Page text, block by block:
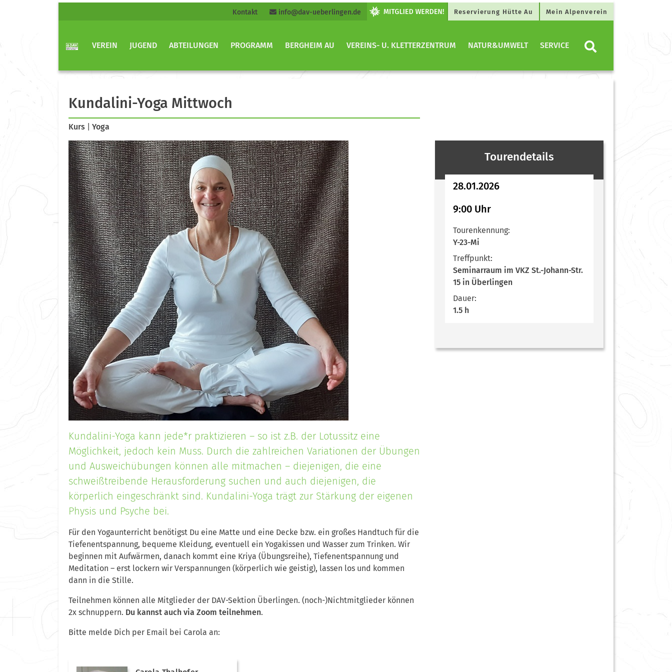
Kontakt info@dav-ueberlingen.de Reservierung Hütte Au Mein Alpenverein
VEREIN JUGEND ABTEILUNGEN PROGRAMM BERGHEIM AU VEREINS- U. KLETTERZENTRUM NATUR&UMWELT SERVICE
Kundalini-Yoga Mittwoch
Kurs Yoga
Kundalini-Yoga kann jede*r praktizieren – so ist z.B. der Lotussitz eine
Möglichkeit, jedoch kein Muss. Durch die zahlreichen Variationen der Übungen
und Ausweichübungen können alle mitmachen – diejenigen, die eine
schweißtreibende Herausforderung suchen und auch diejenigen, die
körperlich eingeschränkt sind. Kundalini-Yoga trägt zur Stärkung der eigenen
Physis und Psyche bei.
Für den Yogaunterricht benötigst Du eine Matte und eine Decke bzw. ein großes Handtuch für die
Tiefenentspannung, bequeme Kleidung, eventuell ein Yogakissen und Wasser zum Trinken. Wir
beginnen mit Aufwärmen, danach kommt eine Kriya (Übungsreihe), Tiefenentspannung und
Meditation – erst lockern wir Verspannungen (körperlich wie geistig), lassen los und kommen
dann in die Stille.
Teilnehmen können alle Mitglieder der DAV-Sektion Überlingen. (noch-)Nichtmitglieder können
2x schnuppern. Du kannst auch via Zoom teilnehmen.
Bitte melde Dich per Email bei Carola an:
Tourendetails
28.01.2026
9:00 Uhr
Tourenkennung:
Y-23-Mi
Treffpunkt:
Seminarraum im VKZ St.-Johann-Str.
15 in Überlingen
Dauer:
1.5 h